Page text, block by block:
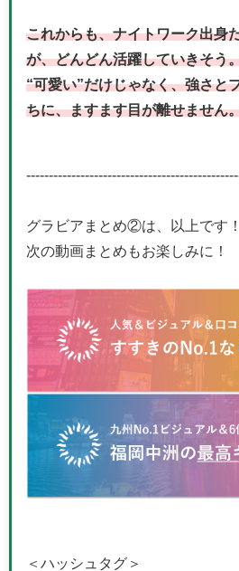
これからも、ナイトワーク出身
が、どんどん活躍していきそう
“可愛い”だけじゃなく、強さと
ちに、ますます目が離せません
グラビアまとめ②は、以上です！
次の動画まとめもお楽しみに！
＜ハッシュタグ＞